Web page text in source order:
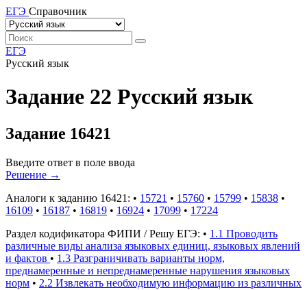
ЕГЭ Справочник
ЕГЭ
Русский язык
Задание 22 Русский язык
Задание 16421
Введите ответ в поле ввода
Решение →
Аналоги к заданию 16421: • 15721 • 15760 • 15799 • 15838 •
16109 • 16187 • 16819 • 16924 • 17099 • 17224
Раздел кодификатора ФИПИ / Решу ЕГЭ: • 1.1 Проводить
различные виды анализа языковых единиц, языковых явлений
и фактов • 1.3 Разграничивать варианты норм,
преднамеренные и непреднамеренные нарушения языковых
норм • 2.2 Извлекать необходимую информацию из различных